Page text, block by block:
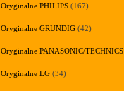
Oryginalne PHILIPS (167)
Oryginalne GRUNDIG (42)
Oryginalne PANASONIC/TECHNICS
Oryginalne LG (34)